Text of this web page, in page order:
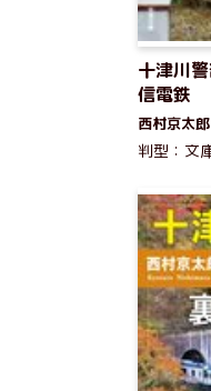
十津川
信電鉄
西村京太郎
判型：文